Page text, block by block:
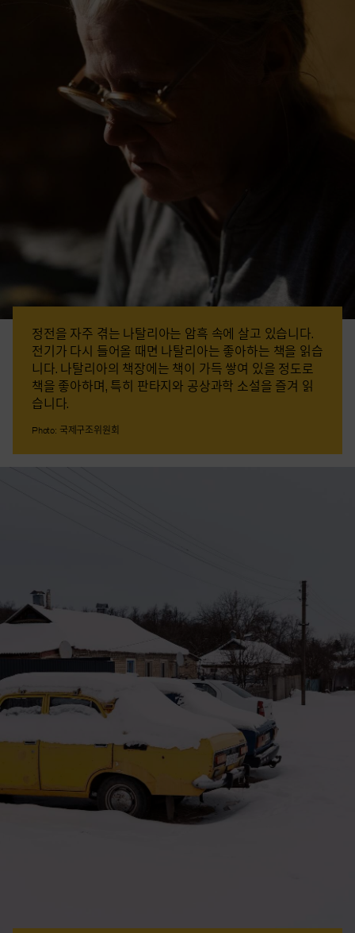
정전을 자주 겪는 나탈리아는 암흑 속에 살고 있습니다.
전기가 다시 들어올 때면 나탈리아는 좋아하는 책을 읽습
니다. 나탈리아의 책장에는 책이 가득 쌓여 있을 정도로
책을 좋아하며, 특히 판타지와 공상과학 소설을 즐겨 읽
습니다.
Photo: 국제구조위원회